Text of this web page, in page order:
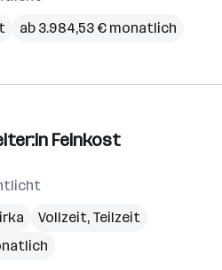
ab 3.984,53 € monatlich
Feinkost
Vollzeit, Teilzeit